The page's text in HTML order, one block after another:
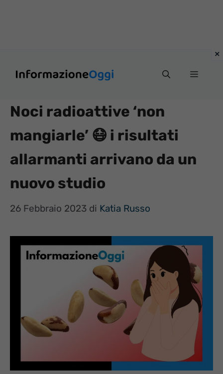
Menu
Noci radioattive ‘non
mangiarle’ 😷 i risultati
allarmanti arrivano da un
nuovo studio
26 Febbraio 2023 di Katia Russo